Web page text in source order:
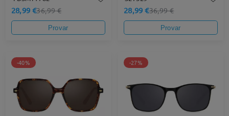
28,99 €36,99 €
Provar
28,99 €36,99 €
Provar
-40% -27%